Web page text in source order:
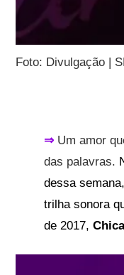
Foto: Divulgação |
⇒ Um amor
das palavras.
dessa
trilha sonora
de 2017,